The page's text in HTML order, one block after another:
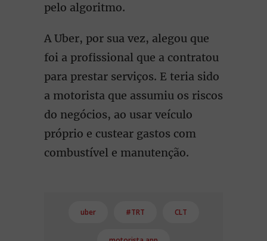
pelo algoritmo.
A Uber, por sua vez, alegou que
foi a profissional que a contratou
para prestar serviços. E teria sido
a motorista que assumiu os riscos
do negócios, ao usar veículo
próprio e custear gastos com
combustível e manutenção.
uber #TRT CLT